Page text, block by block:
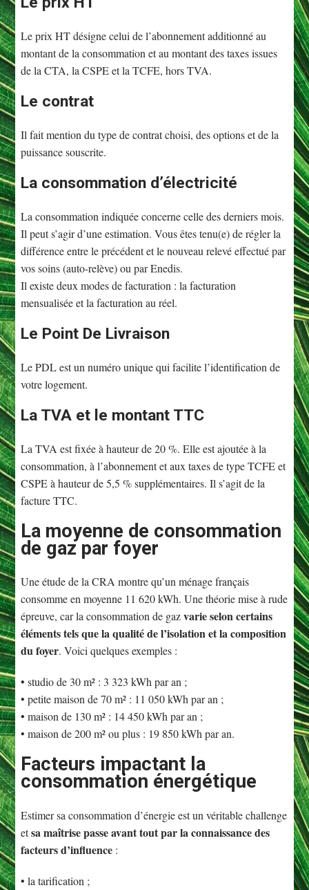
Le prix HT désigne celui de l’abonnement additionné au
montant de la consommation et au montant des taxes issues
de la CTA, la CSPE et la TCFE, hors TVA.
Le contrat
Il fait mention du type de contrat choisi, des options et de la
puissance souscrite.
La consommation d’électricité
La consommation indiquée concerne celle des derniers mois.
Il peut s’agir d’une estimation. Vous êtes tenu(e) de régler la
différence entre le précédent et le nouveau relevé effectué par
vos soins (auto-relève) ou par Enedis.
Il existe deux modes de facturation : la facturation
mensualisée et la facturation au réel.
Le Point De Livraison
Le PDL est un numéro unique qui facilite l’identification de
votre logement.
La TVA et le montant TTC
La TVA est fixée à hauteur de 20 %. Elle est ajoutée à la
consommation, à l’abonnement et aux taxes de type TCFE et
CSPE à hauteur de 5,5 % supplémentaires. Il s’agit de la
facture TTC.
La moyenne de consommation
de gaz par foyer
Une étude de la CRA montre qu’un ménage français
consomme en moyenne 11 620 kWh. Une théorie mise à rude
épreuve, car la consommation de gazvarie selon certains
éléments tels que la qualité de l’isolation et la composition
du foyer. Voici quelques exemples :
• studio de 30 m² : 3 323 kWh par an ;
• petite maison de 70 m² : 11 050 kWh par an ;
• maison de 130 m² : 14 450 kWh par an ;
• maison de 200 m² ou plus : 19 850 kWh par an.
Facteurs impactant la
consommation énergétique
Estimer sa consommation d’énergie est un véritable challenge
etsa maîtrise passe avant toutpar la connaissance des
facteurs d’influence :
• la tarification ;